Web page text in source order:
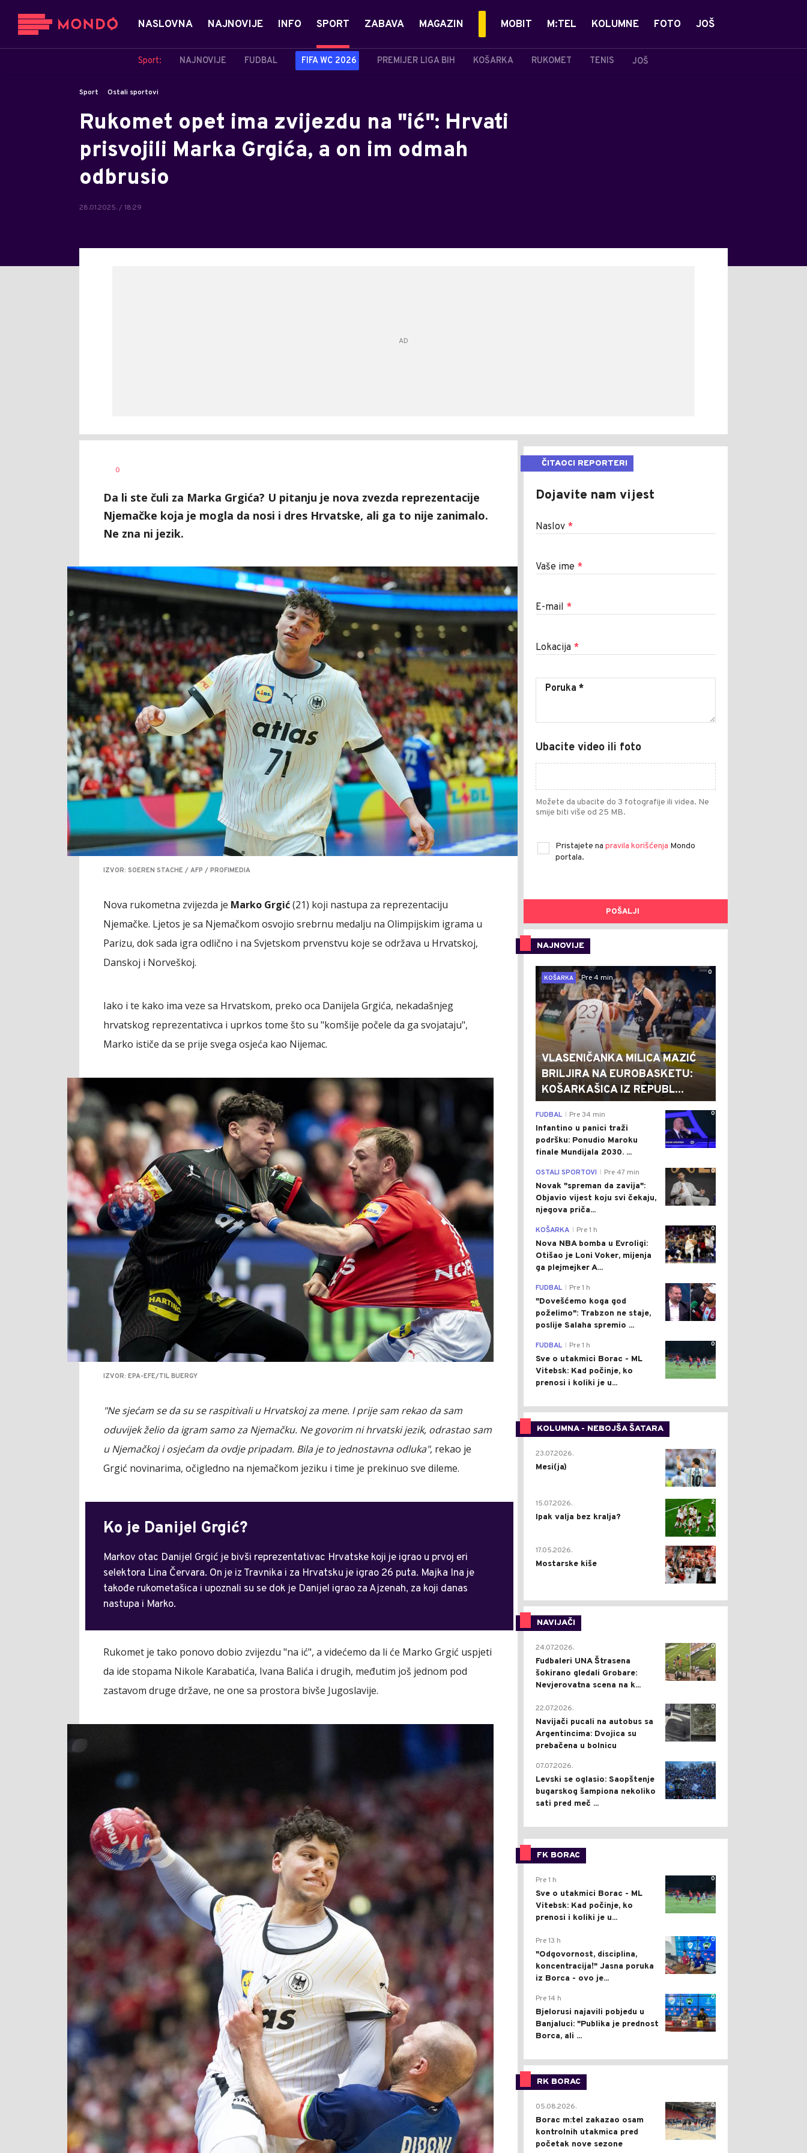
NASLOVNA NAJNOVIJE INFO SPORT
Sport: NAJNOVIJE FUDBAL FIFA WC 2026 PREMIJER LIGA BIH KOŠARKA RUKOMET TENIS JOŠ
ZABAVA MAGAZIN MOBIT M:TEL KOLUMNE FOTO JOŠ
Sport Ostali sportovi
Rukomet opet ima zvijezdu na "ić": Hrvati
prisvojili Marka Grgića, a on im odmah
odbrusio
28.01.2025. / 18:29
AUTOR
0
Da li ste čuli za Marka Grgića? U pitanju je nova zvezda reprezentacije
Njemačke koja je mogla da nosi i dres Hrvatske, ali ga to nije zanimalo.
Ne zna ni jezik.
IZVOR: SOEREN STACHE / AFP / PROFIMEDIA
Nova rukometna zvijezda je Marko Grgić(21) koji nastupa za reprezentaciju
Njemačke. Ljetos je sa Njemačkom osvojio srebrnu medalju na Olimpijskim igrama u
Parizu, dok sada igra odlično i na Svjetskom prvenstvu koje se održava u Hrvatskoj,
Danskoj i Norveškoj.
Iako i te kako ima veze sa Hrvatskom, preko oca Danijela Grgića, nekadašnjeg
hrvatskog reprezentativca i uprkos tome što su "komšije počele da ga svojataju",
Marko ističe da se prije svega osjeća kao Nijemac.
IZVOR: EPA-EFE/TIL BUERGY
"Ne sjećam se da su se raspitivali u Hrvatskoj za mene. I prije sam rekao da sam
oduvijek želio da igram samo za Njemačku. Ne govorim ni hrvatski jezik, odrastao sam
u Njemačkoj i osjećam da ovdje pripadam. Bila je to jednostavna odluka", rekao je
Grgić novinarima, očigledno na njemačkom jeziku i time je prekinuo sve dileme.
Ko je Danijel Grgić?
Markov otac Danijel Grgić je bivši reprezentativac Hrvatske koji je igrao u prvoj eri
selektora Lina Červara. On je iz Travnika i za Hrvatsku je igrao 26 puta. Majka Ina je
takođe rukometašica i upoznali su se dok je Danijel igrao za Ajzenah, za koji danas
nastupa i Marko.
Rukomet je tako ponovo dobio zvijezdu "na ić", a videćemo da li će Marko Grgić uspjeti
da ide stopama Nikole Karabatića, Ivana Balića i drugih, međutim još jednom pod
zastavom druge države, ne one sa prostora bivše Jugoslavije.
ČITAOCI REPORTERI
Dojavite nam vijest
Naslov *
Vaše ime *
E-mail *
Lokacija *
Ubacite video ili foto
Možete da ubacite do 3 fotografije ili videa. Ne
smije biti više od 25 MB.
Pristajete na pravila korišćenja Mondo
portala.
POŠALJI
NAJNOVIJE
0
KOŠARKA
Pre 4 min
VLASENIČANKA MILICA MAZIĆ
BRILJIRA NA EUROBASKETU:
KOŠARKAŠICA IZ REPUBL...
0
FUDBAL Pre 34 min
Infantino u panici traži
podršku: Ponudio Maroku
finale Mundijala 2030. ...
0
OSTALI SPORTOVI Pre 47 min
Novak "spreman da zavija":
Objavio vijest koju svi čekaju,
njegova priča...
0
KOŠARKA Pre 1 h
Nova NBA bomba u Evroligi:
Otišao je Loni Voker, mijenja
ga plejmejker A...
0
FUDBAL Pre 1 h
"Dovešćemo koga god
poželimo": Trabzon ne staje,
poslije Salaha spremio ...
0
FUDBAL Pre 1 h
Sve o utakmici Borac - ML
Vitebsk: Kad počinje, ko
prenosi i koliki je u...
KOLUMNA - NEBOJŠA ŠATARA
0
23.07.2026.
Mesi(ja)
2
15.07.2026.
Ipak valja bez kralja?
0
17.05.2026.
Mostarske kiše
NAVIJAČI
0
24.07.2026.
Fudbaleri UNA Štrasena
šokirano gledali Grobare:
Nevjerovatna scena na k...
0
22.07.2026.
Navijači pucali na autobus sa
Argentincima: Dvojica su
prebačena u bolnicu
1
07.07.2026.
Levski se oglasio: Saopštenje
bugarskog šampiona nekoliko
sati pred meč ...
FK BORAC
0
Pre 1 h
Sve o utakmici Borac - ML
Vitebsk: Kad počinje, ko
prenosi i koliki je u...
0
Pre 13 h
"Odgovornost, disciplina,
koncentracija!" Jasna poruka
iz Borca - ovo je...
0
Pre 14 h
Bjelorusi najavili pobjedu u
Banjaluci: "Publika je prednost
Borca, ali ...
RK BORAC
0
05.08.2026.
Borac m:tel zakazao osam
kontrolnih utakmica pred
početak nove sezone